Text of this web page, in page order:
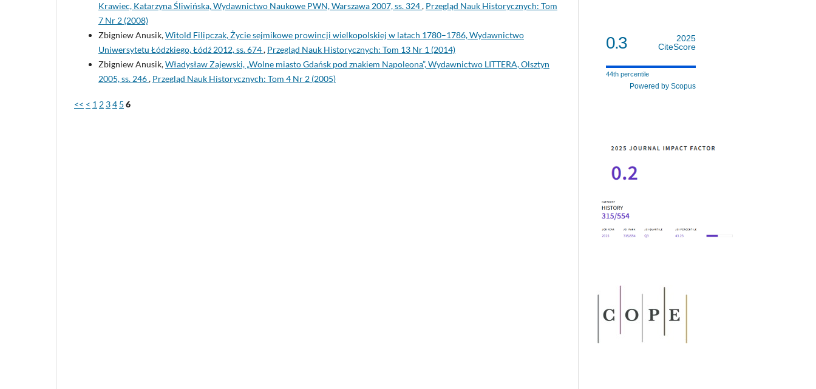
Krawiec, Katarzyna Śliwińska, Wydawnictwo Naukowe PWN, Warszawa 2007, ss. 324, Przegląd Nauk Historycznych: Tom
7 Nr 2 (2008)
Zbigniew Anusik,Witold Filipczak, Życie sejmikowe prowincji wielkopolskiej w latach 1780–1786, Wydawnictwo
Uniwersytetu Łódzkiego, Łódź 2012, ss. 674, Przegląd Nauk Historycznych: Tom 13 Nr 1 (2014)
Zbigniew Anusik,Władysław Zajewski, „Wolne miasto Gdańsk pod znakiem Napoleona”, Wydawnictwo LITTERA, Olsztyn
2005, ss. 246, Przegląd Nauk Historycznych: Tom 4 Nr 2 (2005)
<< < 1 2 34 5 6
0.3
2025
CiteScore
44th percentile
Powered by Scopus